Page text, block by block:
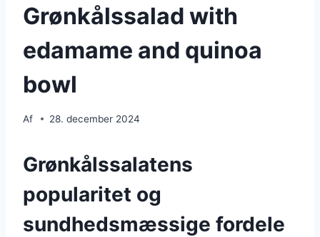
Grønkålssalad with
edamame and quinoa
bowl
Af 28. december 2024
Grønkålssalatens
popularitet og
sundhedsmæssige fordele